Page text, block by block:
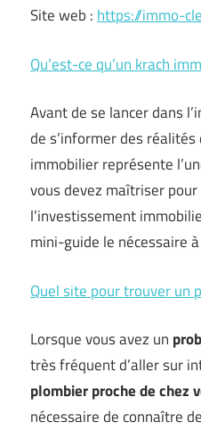
Site web : https://immo-
Qu’est-ce qu’un krach
Avant de se lancer dans
de s’informer des réalités
immobilier représente
vous devez maîtriser
l’investissement
mini-guide le nécessaire
Quel site pour trouver un
Lorsque vous avez un
très fréquent d’aller sur
plombier proche de chez
nécessaire de connaître